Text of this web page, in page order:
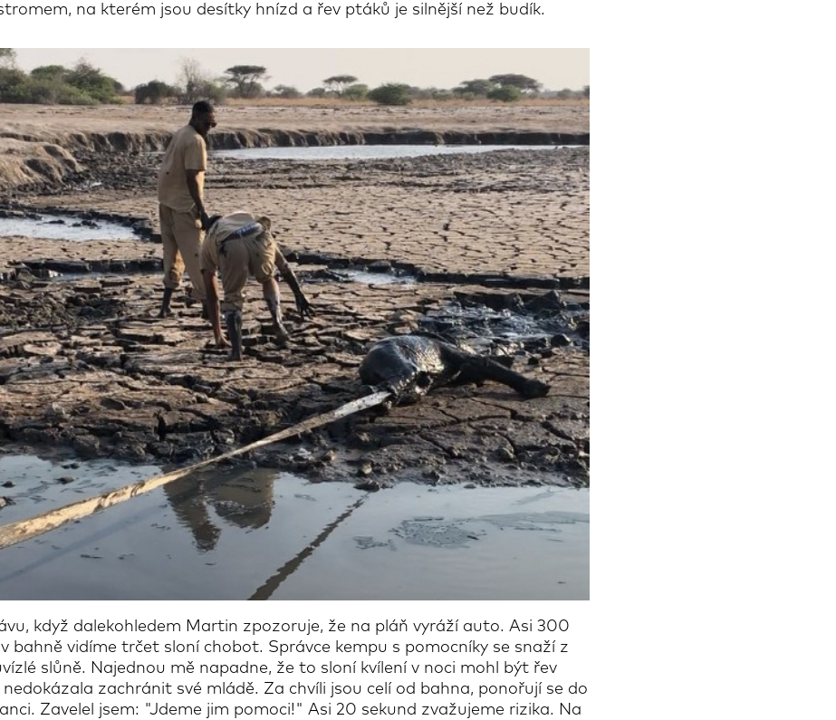
na kterém jsou desítky hnízd a řev ptáků je silnější než budík.
když dalekohledem Martin zpozoruje, že na pláň vyráží auto. Asi 300
bahně vidíme trčet sloní chobot. Správce kempu s pomocníky se snaží z
slůně. Najednou mě napadne, že to sloní kvílení v noci mohl být řev
zachránit své mládě. Za chvíli jsou celí od bahna, ponořují se do
Zavelel jsem: "Jdeme jim pomoci!" Asi 20 sekund zvažujeme rizika. Na